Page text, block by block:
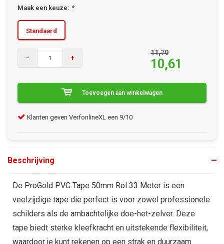
Maak een keuze: *
Standaard
- +
11,79
10,61
Toevoegen aan winkelwagen
Klanten geven VerfonlineXL een 9/10
Beschrijving
De ProGold PVC Tape 50mm Rol 33 Meter is een
veelzijdige tape die perfect is voor zowel professionele
schilders als de ambachtelijke doe-het-zelver. Deze
tape biedt sterke kleefkracht en uitstekende flexibiliteit,
waardoor je kunt rekenen op een strak en duurzaam